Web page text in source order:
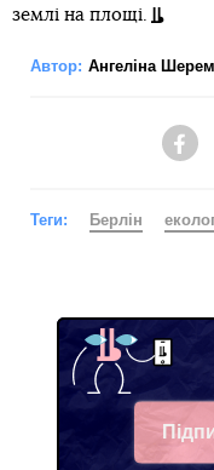
землі на площі.
Автор: Ангеліна
Теги: Берлін